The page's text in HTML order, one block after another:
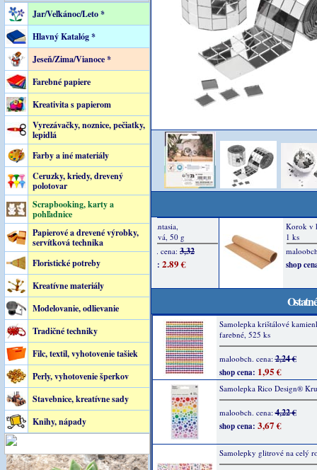
Jar/Veľkánoc/Leto *
Hlavný Katalóg *
Jeseň/Zima/Vianoce *
Farebné papiere
Kreativita s papierom
Vyrezávačky, noznice, pečiatky,
lepidlá
Farby a iné materiály
Ceruzky, kriedy, drevený
polotovar
Scrapbooking, karty a
pohľadnice
Papierové a drevené výrobky,
servítková technika
Floristické potreby
Kreatívne materiály
Modelovanie, odlievanie
Tradičné techniky
Filc, textil, vyhotovenie tašiek
Perly, vyhotovenie šperkov
Stavebnice, kreatívne sady
Knihy, nápady
Samolepka krištálové
farebné, 525 ks
maloobch. cena:2,24 €
shop cena: 1,95 €
Samolepka Rico Design®
maloobch. cena:4,22 €
shop cena: 3,67 €
Samolepky glitrové na celý